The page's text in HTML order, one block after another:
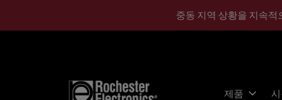
중동 지역 상황을 지속
제품